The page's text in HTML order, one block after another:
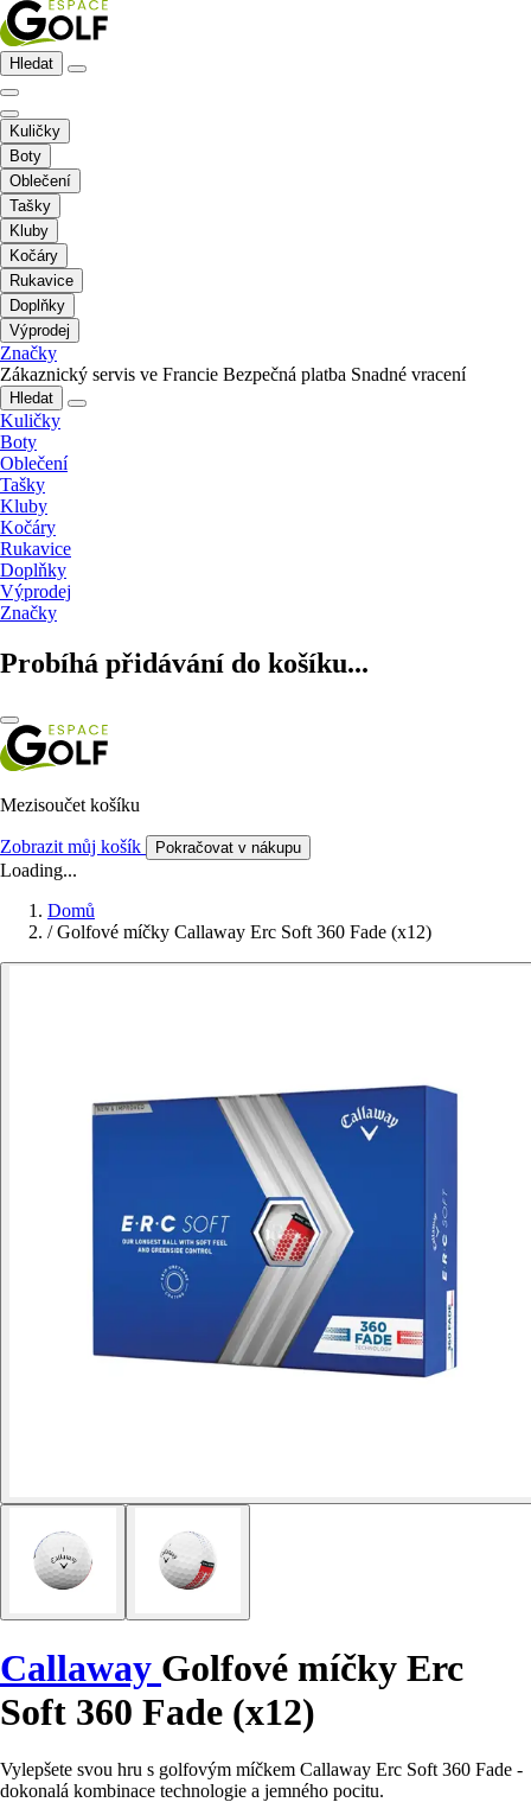
Hledat
Kuličky
Boty
Oblečení
Tašky
Kluby
Kočáry
Rukavice
Doplňky
Výprodej
Značky
Zákaznický servis ve Francie Bezpečná platba Snadné vracení
Hledat
Kuličky
Boty
Oblečení
Tašky
Kluby
Kočáry
Rukavice
Doplňky
Výprodej
Značky
Probíhá přidávání do košíku...
Mezisoučet košíku
Zobrazit můj košík Pokračovat v nákupu
Loading...
Domů
/ Golfové míčky Callaway Erc Soft 360 Fade (x12)
Callaway Golfové míčky Erc
Soft 360 Fade (x12)
Vylepšete svou hru s golfovým míčkem Callaway Erc Soft 360 Fade -
dokonalá kombinace technologie a jemného pocitu.